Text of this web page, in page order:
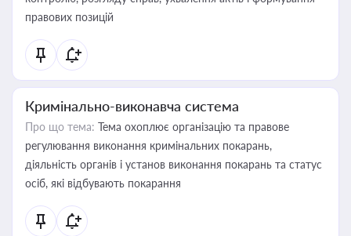
правових позицій
Кримінально-виконавча система
Про що тема: Тема охоплює організацію та правове
регулювання виконання кримінальних покарань,
діяльність органів і установ виконання покарань та статус
осіб, які відбувають покарання